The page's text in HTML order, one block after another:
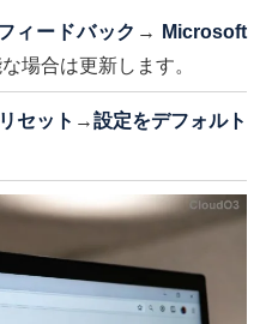
ィードバック →
Microsoft
場合は更新します。
セット →設定をデフォルト